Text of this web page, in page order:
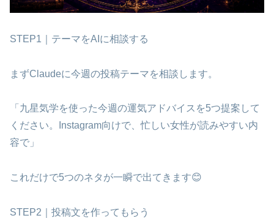
STEP1｜テーマをAIに相談する
まずClaudeに今週の投稿テーマを相談します。
「九星気学を使った今週の運気アドバイスを5つ提案して
ください。Instagram向けで、忙しい女性が読みやすい内
容で」
これだけで5つのネタが一瞬で出てきます😊
STEP2｜投稿文を作ってもらう